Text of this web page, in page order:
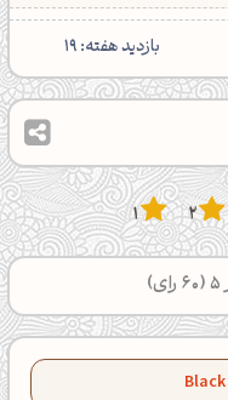
بازدید هفته:19
2
1
(
60 رای)
Black